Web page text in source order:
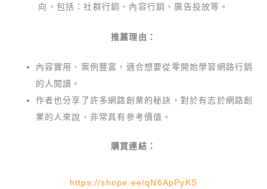
向，包括：社群行銷、內容行銷、廣告投放等。
推薦理由：
內容實用、案例豐富，適合想要從零開始學習網路行銷
的人閱讀。
作者也分享了許多網路創業的秘訣，對於有志於網路創
業的人來說，非常具有參考價值。
購買連結：
https://shope.ee/qN6ApPyKS